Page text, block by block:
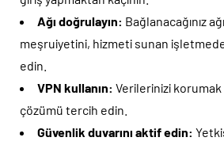
Ağı doğrulayın: Bağlanacağınız
meşruiyetini, hizmeti sunan
edin.
VPN kullanın: Verilerinizi
çözümü tercih edin.
Güvenlik duvarını aktif edin: